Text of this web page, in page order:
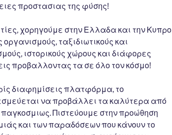
προστασιας της φύσης!
χορηγούμε στην Ελλαδα και την Κυπρο
οργανισμούς, ταξιδιωτικούς και
ιστορικούς χώρους και διάφορες
προβαλλοντας τα σε όλο τον κόσμο!
διαφημίσεις πλατφόρμα, το
να προβάλλει τα καλύτερα από
Πιστεύουμε στην προώθηση
και των παραδόσεων που κάνουν το